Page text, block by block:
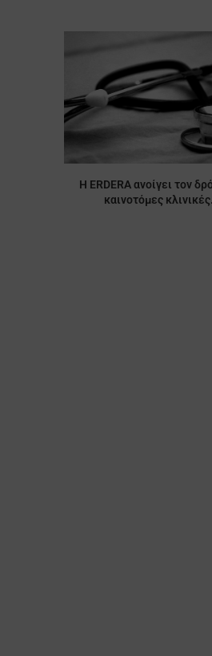
Η ERDERA ανοίγει τον
καινοτόμες